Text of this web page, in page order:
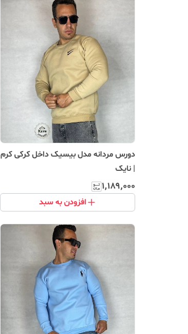
دورس مردانه مدل بیسیک داخل کرکی کرم
| نایک
۱٬۱۸۹٬۰۰۰
افزودن به سبد